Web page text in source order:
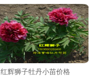
红辉狮子牡丹小苗价格